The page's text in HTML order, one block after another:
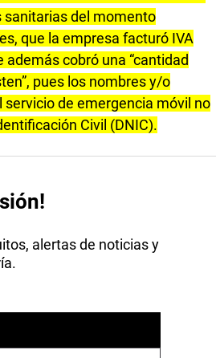
sanitarias del momento
que la empresa facturó IVA
además cobró una “cantidad
pues los nombres y/o
de emergencia móvil no
Civil (DNIC).
alertas de noticias y